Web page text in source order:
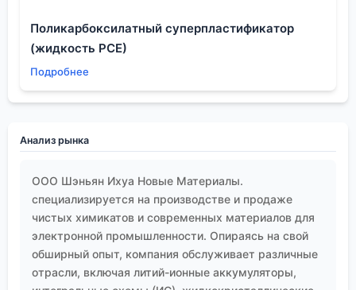
Поликарбоксилатный суперпластификатор
(жидкость PCE)
Подробнее
Анализ рынка
ООО Шэньян Ихуа Новые Материалы.
специализируется на производстве и продаже
чистых химикатов и современных материалов для
электронной промышленности. Опираясь на свой
обширный опыт, компания обслуживает различные
отрасли, включая литий-ионные аккумуляторы,